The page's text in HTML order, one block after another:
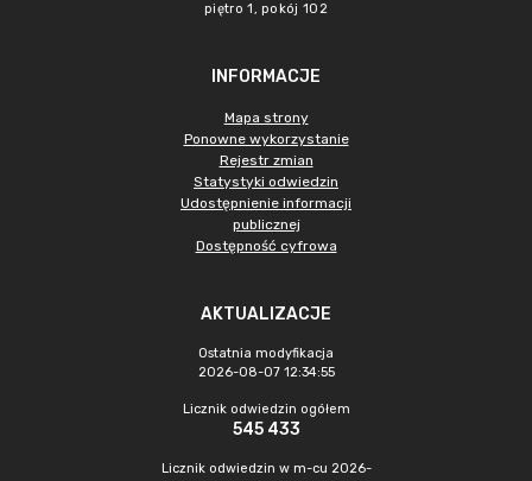
piętro 1, pokój 102
INFORMACJE
Mapa strony
Ponowne wykorzystanie
Rejestr zmian
Statystyki odwiedzin
Udostępnienie informacji
publicznej
Dostępność cyfrowa
AKTUALIZACJE
Ostatnia modyfikacja
2026-08-07 12:34:55
Licznik odwiedzin ogółem
545 433
Licznik odwiedzin w m-cu 2026-